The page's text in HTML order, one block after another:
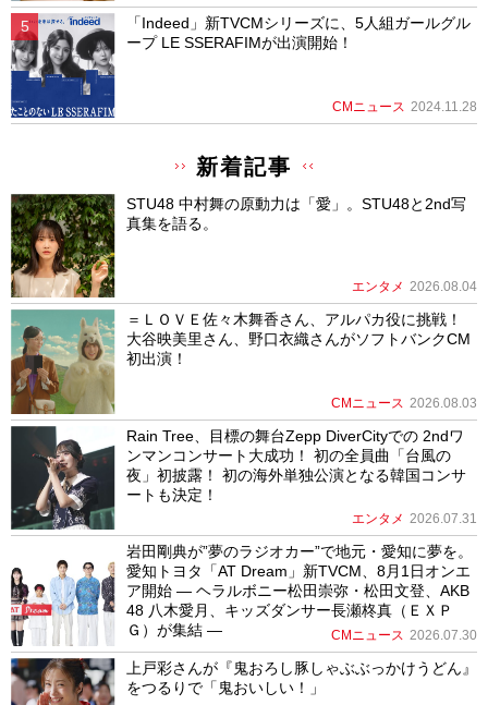
「Indeed」新TVCMシリーズに、5人組ガールグル
ープ LE SSERAFIMが出演開始！
CMニュース 2024.11.28
新着記事
STU48 中村舞の原動力は「愛」。STU48と2nd写
真集を語る。
エンタメ 2026.08.04
＝ＬＯＶＥ佐々木舞香さん、アルパカ役に挑戦！
大谷映美里さん、野口衣織さんがソフトバンクCM
初出演！
CMニュース 2026.08.03
Rain Tree、目標の舞台Zepp DiverCityでの 2ndワ
ンマンコンサート大成功！ 初の全員曲「台風の
夜」初披露！ 初の海外単独公演となる韓国コンサ
ートも決定！
エンタメ 2026.07.31
岩田剛典が”夢のラジオカー”で地元・愛知に夢を。
愛知トヨタ「AT Dream」新TVCM、8月1日オンエ
ア開始 ― ヘラルボニー松田崇弥・松田文登、AKB
48 八木愛月、キッズダンサー長瀬柊真（ＥＸＰ
Ｇ）が集結 ―
CMニュース 2026.07.30
上戸彩さんが『鬼おろし豚しゃぶぶっかけうどん』
をつるりで「鬼おいしい！」